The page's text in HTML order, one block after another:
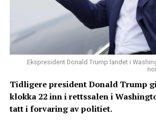
Ekspresident Donald Trump landet i
Tidligere president Donald Trump
klokka 22 inn i rettssalen i
tatt i forvaring av politiet.